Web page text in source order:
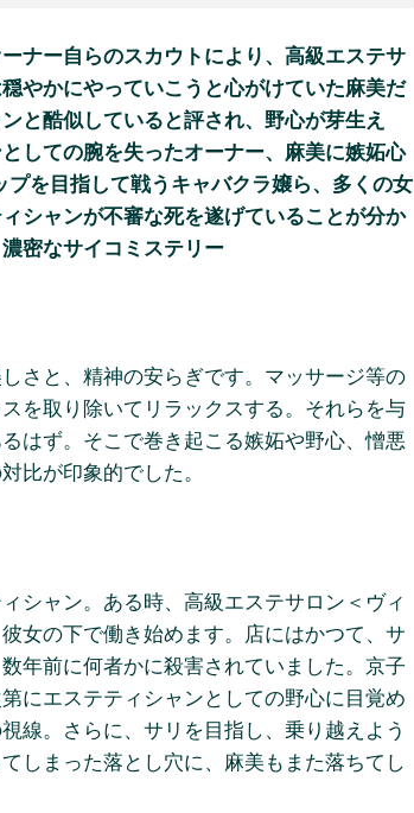
ー自らのスカウトにより、高級エステサ
やかにやっていこうと心がけていた麻美だ
と酷似していると評され、野心が芽生え
しての腕を失ったオーナー、麻美に嫉妬心
を目指して戦うキャバクラ嬢ら、多くの女
シャンが不審な死を遂げていることが分か
密なサイコミステリー
さと、精神の安らぎです。マッサージ等の
を取り除いてリラックスする。それらを与
はず。そこで巻き起こる嫉妬や野心、憎悪
比が印象的でした。
シャン。ある時、高級エステサロン＜ヴィ
女の下で働き始めます。店にはかつて、サ
年前に何者かに殺害されていました。京子
にエステティシャンとしての野心に目覚め
線。さらに、サリを目指し、乗り越えよう
しまった落とし穴に、麻美もまた落ちてし